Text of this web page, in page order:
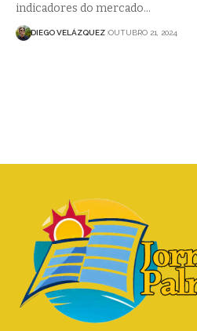
indicadores do mercado…
DIEGO VELÁZQUEZ OUTUBRO 21, 2024